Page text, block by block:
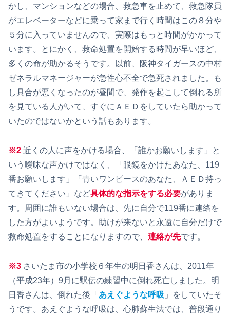
かし、マンションなどの場合、救急車を止めて、救急隊員
がエレベーターなどに乗って家まで行く時間はこの８分や
５分に入っていませんので、実際はもっと時間がかかって
います。とにかく、救命処置を開始する時間が早いほど、
多くの命が助かるそうです。以前、阪神タイガースの中村
ゼネラルマネージャーが急性心不全で急死されました。も
し具合が悪くなったのが昼間で、発作を起こして倒れる所
を見ている人がいて、すぐにＡＥＤをしていたら助かって
いたのではないかという話もあります。
※2 近くの人に声をかける場合、「誰かお願いします」と
いう曖昧な声かけではなく、「眼鏡をかけたあなた、119
番お願いします」「青いワンピースのあなた、ＡＥＤ持っ
てきてください」など具体的な指示をする必要がありま
す。周囲に誰もいない場合は、先に自分で119番に連絡を
した方がよいようです。助けが来ないと永遠に自分だけで
救命処置をすることになりますので、 連絡が先です。
※3 さいたま市の小学校６年生の明日香さんは、2011年
（平成23年）9月に駅伝の練習中に倒れ死亡しました。明
日香さんは、倒れた後「 あえぐような呼吸 」をしていたそ
うです。あえぐような呼吸は、心肺蘇生法では、普段通り